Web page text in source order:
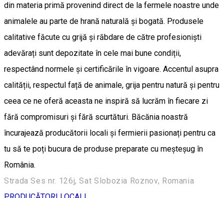
din materia primă provenind direct de la fermele noastre unde
animalele au parte de hrană naturală și bogată. Produsele
calitative făcute cu grijă și răbdare de către profesioniști
adevărați sunt depozitate în cele mai bune condiții,
respectând normele și certificările în vigoare. Accentul asupra
calității, respectul față de animale, grija pentru natură și pentru
ceea ce ne oferă aceasta ne inspiră să lucrăm în fiecare zi
fără compromisuri și fără scurtături. Băcănia noastră
încurajează producătorii locali și fermierii pasionați pentru ca
tu să te poți bucura de produse preparate cu meșteșug în
România.
Strada Ses nr. 126j, Sat Slobozia Roznov, Romania